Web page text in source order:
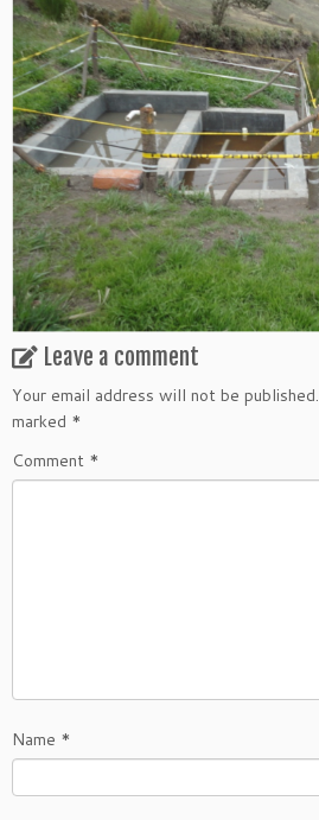
Leave a comment
Your email address will not be published.
marked *
Comment *
Name *